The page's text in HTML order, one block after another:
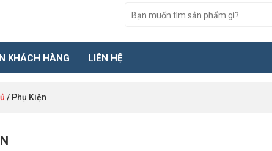
KHÁCH HÀNG LIÊN HỆ
/ Phụ Kiện